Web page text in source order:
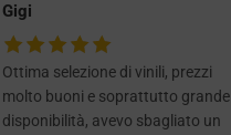
Gigi
Ottima selezione di vinili, prezzi
molto buoni e soprattutto grande
disponibilità, avevo sbagliato un